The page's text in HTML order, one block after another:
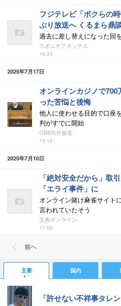
フジテレビ「ボクらの
ぶり放送へ くるまら鼎
過去に差し替えになった回
スポニチアネックス
19:35
2025年7月17日
オンラインカジノで
った苦悩と後悔
他人に使わせる目的で口座
判がすでに開始
OBS大分放送
15:16
2025年7月10日
「絶対安全だから」取
「エライ事件」に
オンライン賭け麻雀サイト
言われていたそう
文春オンライン
11:00
前ヘ
主要 国内
「許せない不祥事タレ